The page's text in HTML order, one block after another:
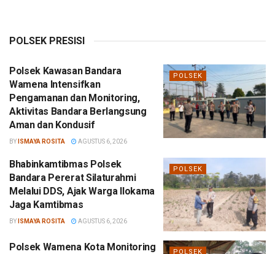
POLSEK PRESISI
POLSEK
Polsek Kawasan Bandara
Wamena Intensifkan
Pengamanan dan Monitoring,
Aktivitas Bandara Berlangsung
Aman dan Kondusif
BY ISMAYA ROSITA AGUSTUS 6, 2026
POLSEK
Bhabinkamtibmas Polsek
Bandara Pererat Silaturahmi
Melalui DDS, Ajak Warga Ilokama
Jaga Kamtibmas
BY ISMAYA ROSITA AGUSTUS 6, 2026
POLSEK
Polsek Wamena Kota Monitoring